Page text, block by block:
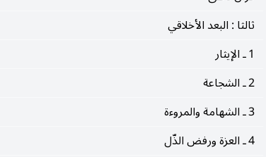
ثالثا : البعد الأخلاقي
1 ـ الإيثار
2 ـ الشجاعة
3 ـ الشهامة والمروءة
4 ـ العزة ورفض الذّل